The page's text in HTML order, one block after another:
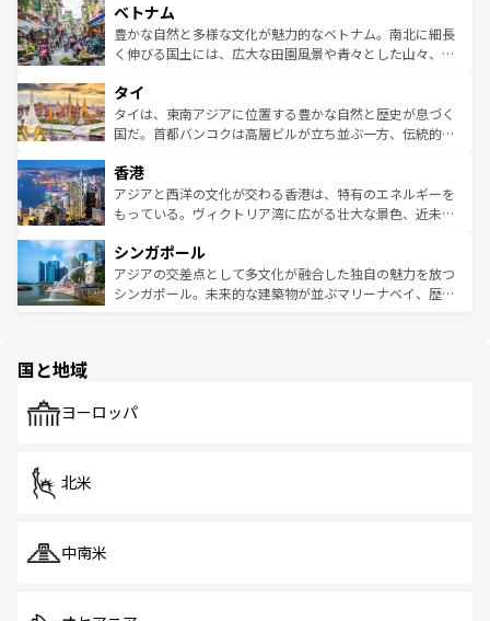
参照してほしい。
容にもいいと評判のスイーツなど、バラエティ豊かな料理
が味わえる。 なお、新着の台湾情報は コンテンツ一覧を参
照してほしい。
き、地方に足を延ばせば四季折々の自然美を楽しむことが
できる。そして、キムチや焼肉、絶品のストリートフード
まで、さまざまな韓国料理が待っている。夜には、韓国な
リティに包まれながら、韓国の多彩な魅力を心ゆくまで味
わってみてほしい。 なお、新着の韓国情報はコンテンツ一
覧を参照してほしい。
ベトナム
豊かな自然と多様な文化が魅力的なベトナム。南北に細長
く伸びる国土には、広大な田園風景や青々とした山々、世
急速な発展と共に伝統が息づく。ハノイの古い町並みやホ
ーチミン市のフランス統治時代の建物も、独特の雰囲気を
醸し出している。また、バラエティの豊かさとおいしさで
とつ。フォーやバインミー、ベトナムコーヒーなどは、ぜ
ひ現地で味わいたい。どの地域を訪れてもあたたかい人々
が旅行者を迎えてくれるので、きっと忘れられない旅にな
参照してほしい。
タイ
タイは、東南アジアに位置する豊かな自然と歴史が息づく
国だ。首都バンコクは高層ビルが立ち並ぶ一方、伝統的な
の活気が交差している。北部ではチェンマイなどの山岳地
帯で自然と触れ合い、南部ではプーケットやクラビの美し
いビーチでリゾート気分を楽しむことができる。タイ料理
激する。気候は一年中温暖で、どの季節にも異なる楽しみ
が待っている。親しみやすいタイの人々、仏教を中心とし
た文化、そして多様な観光資源が、訪れる旅人を魅了し続
香港
アジアと西洋の文化が交わる香港は、特有のエネルギーを
もっている。ヴィクトリア湾に広がる壮大な景色、近未来
み、どこを訪れても感動するはず。観光スポットが密集し
ており、効率よく見どころを回れるのも魅力。息をのむよ
うな絶景から文化的な体験まで、香港を存分に楽しみ尽く
シンガポール
アジアの交差点として多文化が融合した独自の魅力を放つ
シンガポール。未来的な建築物が並ぶマリーナベイ、歴史
で、ホーカーズは地元の風情を楽しめる外せないスポット
国と地域
ヨーロッパ
北米
中南米